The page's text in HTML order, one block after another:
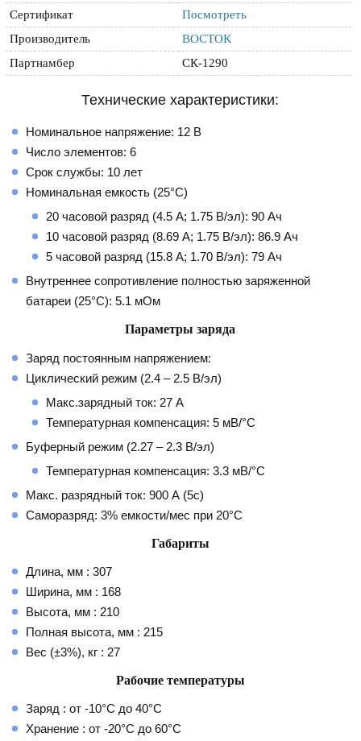
Сертификат
Посмотреть
Производитель
ВОСТОК
Партнамбер
СК-1290
Технические характеристики:
Номинальное напряжение: 12 В
Число элементов: 6
Срок службы: 10 лет
Номинальная емкость (25°С)
20 часовой разряд (4.5 А; 1.75 В/эл): 90 Ач
10 часовой разряд (8.69 А; 1.75 В/эл): 86.9 Ач
5 часовой разряд (15.8 А; 1.70 В/эл): 79 Ач
Внутреннее сопротивление полностью заряженной
батареи (25°С): 5.1 мОм
Параметры заряда
Заряд постоянным напряжением:
Циклический режим (2.4 – 2.5 В/эл)
Макс.зарядный ток: 27 А
Температурная компенсация: 5 мВ/°С
Буферный режим (2.27 – 2.3 В/эл)
Температурная компенсация: 3.3 мВ/°С
Макс. разрядный ток: 900 А (5с)
Саморазряд: 3% емкости/мес при 20°С
Габариты
Длина, мм : 307
Ширина, мм : 168
Высота, мм : 210
Полная высота, мм : 215
Вес (±3%), кг : 27
Рабочие температуры
Заряд : от -10°C до 40°С
Хранение : от -20°C до 60°С